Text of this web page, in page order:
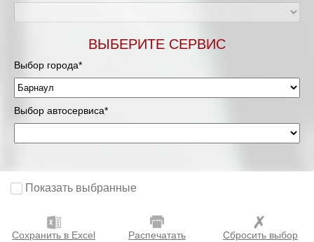
ВЫБЕРИТЕ СЕРВИС
Выбор города*
Выбор автосервиса*
Показать выбранные
Сохранить в Excel Распечатать Сбросить выбор